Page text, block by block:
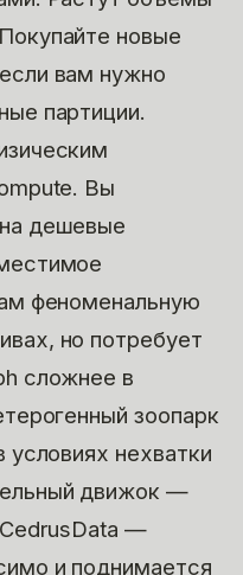
новые
вам нужно
партиции.
Вы
дешевые
феноменальную
но потребует
сложнее в
зоопарк
условиях нехватки
движок —
CedrusData —
и поднимается